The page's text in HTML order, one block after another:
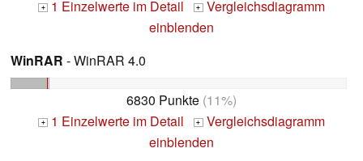
+ 1 Einzelwerte im Detail + Vergleichsdiagramm
einblenden
WinRAR - WinRAR 4.0
6830 Punkte (11%)
+ 1 Einzelwerte im Detail + Vergleichsdiagramm
einblenden